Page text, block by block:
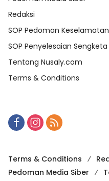
Redaksi
SOP Pedoman
SOP Penyelesaian
Tentang Nusaly.com
Terms & Conditions
Terms & Conditions
Pedoman Media Siber